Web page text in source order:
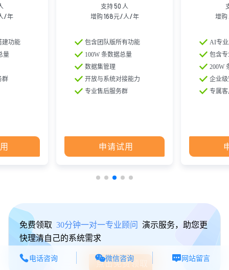
/年
建功能
量
群
支持 50 人
增购 168元/人/年
 包含团队版所有功能
 100W 条数据总量
 数据集管理
 开放与系统对接能力
 专业售后服务群
申请试用
增
 AI专
 包含
 200W
 企业
 专属
免费领取 30分钟一对一专业顾问
演示服务，助您更
快理清自己的系统需求
点击免费领取
电话咨询 微信咨询  网站留言